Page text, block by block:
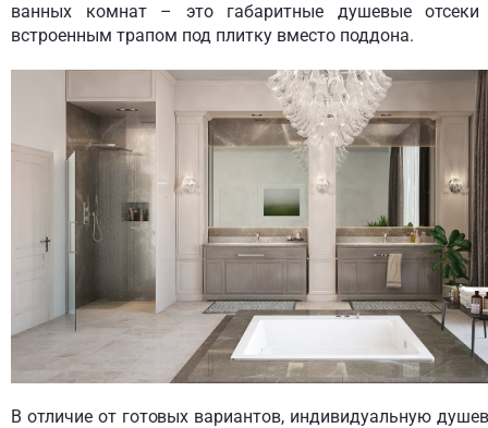
ванных комнат – это габаритные душевые отсеки
встроенным трапом под плитку вместо поддона.
В отличие от готовых вариантов, индивидуальную